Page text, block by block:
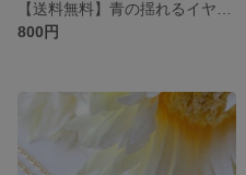
800円